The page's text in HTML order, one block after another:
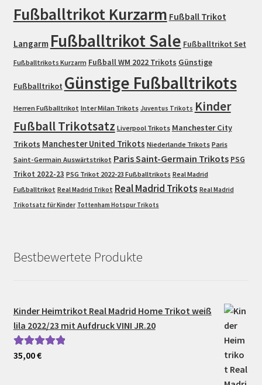
Fußballtrikot Kurzarm Fußball Trikot
Langarm Fußballtrikot Sale Fußballtrikot Set
Fußballtrikots Kurzarm Fußball WM 2022 Trikots Günstige
Fußballtrikot Günstige Fußballtrikots
Herren Fußballtrikot Inter Milan Trikots Juventus Trikots Kinder
Fußball Trikotsatz Liverpool Trikots Manchester City
Trikots Manchester United Trikots Niederlande Trikots Paris
Saint-Germain Auswärtstrikot Paris Saint-Germain Trikots PSG
Trikot 2022-23 PSG Trikot 2022-23 Fußballtrikots Real Madrid
Fußballtrikot Real Madrid Trikot Real Madrid Trikots Real Madrid
Trikotsatz für Kinder Tottenham Hotspur Trikots
Bestbewertete Produkte
Kinder Heimtrikot Real Madrid Home Trikot weiß
lila 2022/23 mit Aufdruck VINI JR.20
Bewertet mit
35,00€